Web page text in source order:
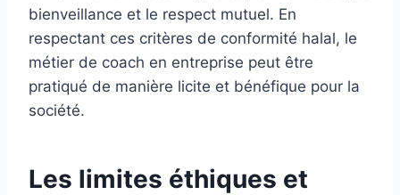
bienveillance et le respect mutuel. En
respectant ces critères de conformité halal, le
métier de coach en entreprise peut être
pratiqué de manière licite et bénéfique pour la
société.
Les limites éthiques et